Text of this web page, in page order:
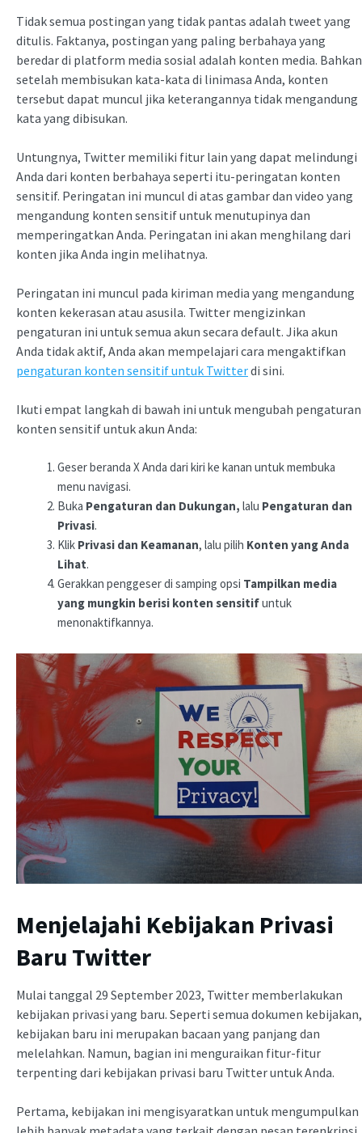
Tidak semua postingan yang tidak pantas adalah tweet yang
ditulis. Faktanya, postingan yang paling berbahaya yang
beredar di platform media sosial adalah konten media. Bahkan
setelah membisukan kata-kata di linimasa Anda, konten
tersebut dapat muncul jika keterangannya tidak mengandung
kata yang dibisukan.
Untungnya, Twitter memiliki fitur lain yang dapat melindungi
Anda dari konten berbahaya seperti itu-peringatan konten
sensitif. Peringatan ini muncul di atas gambar dan video yang
mengandung konten sensitif untuk menutupinya dan
memperingatkan Anda. Peringatan ini akan menghilang dari
konten jika Anda ingin melihatnya.
Peringatan ini muncul pada kiriman media yang mengandung
konten kekerasan atau asusila. Twitter mengizinkan
pengaturan ini untuk semua akun secara default. Jika akun
Anda tidak aktif, Anda akan mempelajari cara mengaktifkan
pengaturan konten sensitif untuk Twitterdi sini.
Ikuti empat langkah di bawah ini untuk mengubah pengaturan
konten sensitif untuk akun Anda:
Geser beranda X Anda dari kiri ke kanan untuk membuka
menu navigasi.
Buka Pengaturan dan Dukungan, lalu Pengaturan dan
Privasi.
Klik Privasi dan Keamanan, lalu pilih Konten yang Anda
Lihat.
Gerakkan penggeser di samping opsi Tampilkan media
yang mungkin berisi konten sensitifuntuk
menonaktifkannya.
Menjelajahi Kebijakan Privasi
Baru Twitter
Mulai tanggal 29 September 2023, Twitter memberlakukan
kebijakan privasi yang baru. Seperti semua dokumen kebijakan,
kebijakan baru ini merupakan bacaan yang panjang dan
melelahkan. Namun, bagian ini menguraikan fitur-fitur
terpenting dari kebijakan privasi baru Twitter untuk Anda.
Pertama, kebijakan ini mengisyaratkan untuk mengumpulkan